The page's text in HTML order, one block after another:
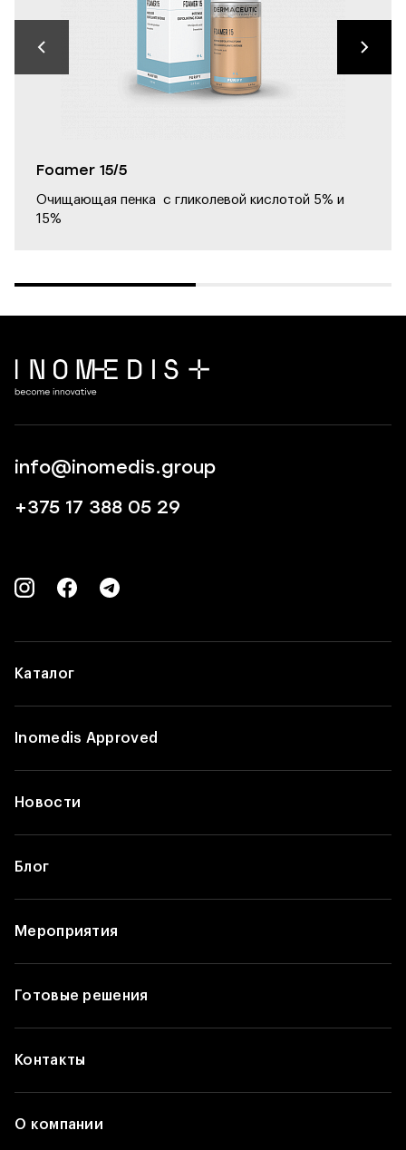
Foamer 15/5
Очищающая пенка с гликолевой кислотой 5% и
15%
info@inomedis.group
+375 17 388 05 29
Каталог
Inomedis Approved
Новости
Блог
Мероприятия
Готовые решения
Контакты
О компании